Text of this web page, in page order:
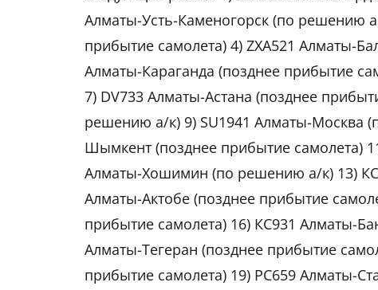
Алматы-Усть-Каменогорск (по решению
прибытие самолета) 4) ZXA521 Алматы-
Алматы-Караганда (позднее прибытие
7) DV733 Алматы-Астана (позднее
решению а/к) 9) SU1941 Алматы-Москва
Шымкент (позднее прибытие самолета)
Алматы-Хошимин (по решению а/к) 13)
Алматы-Актобе (позднее прибытие
прибытие самолета) 16) КС931 Алматы-
Алматы-Тегеран (позднее прибытие
прибытие самолета) 19) PC659 Алматы-